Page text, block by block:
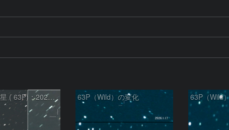
ヴィルト彗星 ( 63P)：2026/03/21 63P（Wild）の変化 63P（Wild）